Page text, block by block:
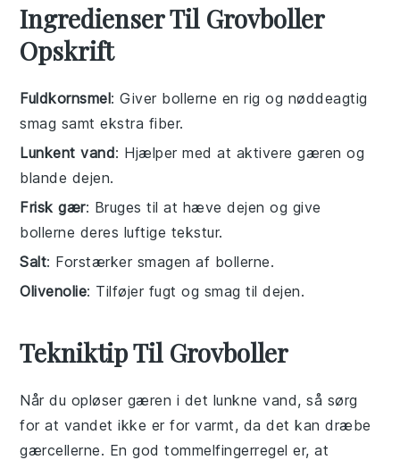
Ingredienser Til Grovboller
Opskrift
Fuldkornsmel: Giver bollerne en rig og nøddeagtig
smag samt ekstra fiber.
Lunkent vand: Hjælper med at aktivere gæren og
blande dejen.
Frisk gær: Bruges til at hæve dejen og give
bollerne deres luftige tekstur.
Salt: Forstærker smagen af bollerne.
Olivenolie: Tilføjer fugt og smag til dejen.
Tekniktip Til Grovboller
Når du opløser gæren i det lunkne vand, så sørg
for at vandet ikke er for varmt, da det kan dræbe
gærcellerne. En god tommelfingerregel er, at